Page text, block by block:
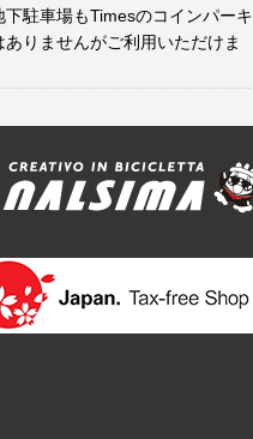
駐車場もTimesのコインパーキ
りませんがご利用いただけま